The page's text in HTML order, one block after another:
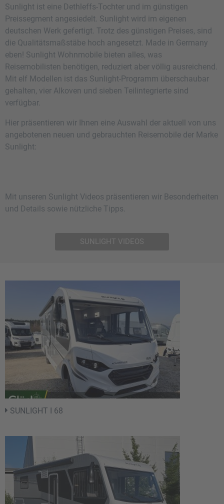
Sunlight ist eine Dethleffs-Tochter und im günstigen
Preissegment angesiedelt. Sunlight wird im eigenen
deutschen Werk gefertigt. Trotz des günstigen Preises, sind
die Qualitätsmaßstäbe hoch angesetzt. Made in Germany
eben! Sunlight Wohnmobile bieten alles, was
Reisemobilisten benötigen, reduziert aber völlig ausreichend.
Mit elf Modellen ist das Sunlight-Programm überschaubar
gehalten, vier Alkoven und sieben Teilintegrierte sind
verfügbar.
Hier präsentieren wir Ihnen eine Auswahl der aktuell von uns
angebotenen neuen und gebrauchten Reisemobile der Marke
Sunlight:
Mit unseren Sunlight Videos präsentieren wir Besonderheiten
und Details sowie nützliche Tipps.
SUNLIGHT VIDEOS
SUNLIGHT I 68